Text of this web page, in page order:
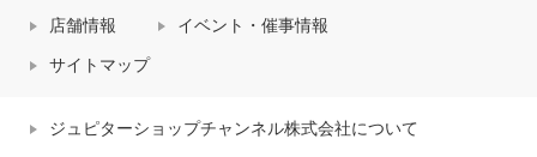
店舗情報 イベント・催事情報
サイトマップ
ジュピターショップチャンネル株式会社について